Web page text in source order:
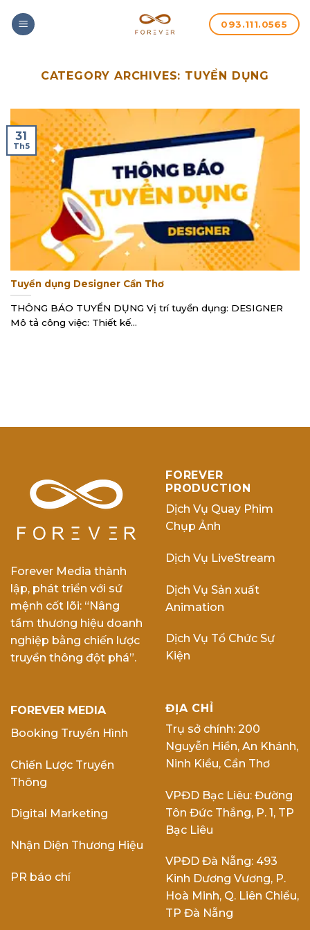
093.111.0565
CATEGORY ARCHIVES: TUYỂN DỤNG
Tuyển dụng Designer Cần Thơ
THÔNG BÁO TUYỂN DỤNG Vị trí tuyển dụng: DESIGNER
Mô tả công việc: Thiết kế...
31
Th5
Forever Media thành
lập, phát triển với sứ
mệnh cốt lõi: “Nâng
tầm thương hiệu doanh
nghiệp bằng chiến lược
truyền thông đột phá”.
FOREVER
PRODUCTION
Dịch Vụ Quay Phim
Chụp Ảnh
Dịch Vụ LiveStream
Dịch Vụ Sản xuất
Animation
Dịch Vụ Tổ Chức Sự
Kiện
FOREVER MEDIA
Booking Truyền Hình
Chiến Lược Truyền
Thông
Digital Marketing
Nhận Diện Thương Hiệu
PR báo chí
ĐỊA CHỈ
Trụ sở chính: 200
Nguyễn Hiền, An Khánh,
Ninh Kiều, Cần Thơ
VPĐD Bạc Liêu: Đường
Tôn Đức Thắng, P. 1, TP
Bạc Liêu
VPĐD Đà Nẵng: 493
Kinh Dương Vương, P.
Hoà Minh, Q. Liên Chiểu,
TP Đà Nẵng